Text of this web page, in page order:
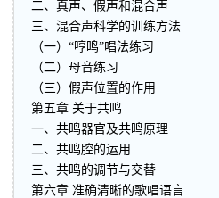
二、真声、假声和混合声
三、混合声科学的训练方法
（一）“哼鸣”唱法练习
（二）母音练习
（三）假声位置的作用
第五章 关于共鸣
一、共鸣器官及共鸣原理
二、共鸣腔的运用
三、共鸣的调节与交替
第六章 准确清晰的歌唱语言